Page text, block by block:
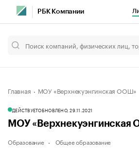
РБК Компании
Главная МОУ «Верхнекуэнгинская ООШ»
ДЕЙСТВУЕТОБНОВЛЕНО, 29.11.2021
МОУ «Верхнекуэнгинская
Образование Общее образование